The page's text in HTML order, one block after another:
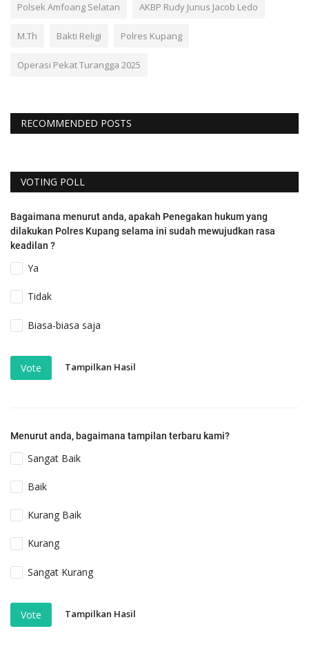
Polsek Amfoang Selatan AKBP Rudy Junus Jacob Ledo
M.Th Bakti Religi Polres Kupang
Operasi Pekat Turangga 2025
RECOMMENDED POSTS
VOTING POLL
Bagaimana menurut anda, apakah Penegakan hukum yang
dilakukan Polres Kupang selama ini sudah mewujudkan rasa
keadilan ?
Ya
Tidak
Biasa-biasa saja
Vote Tampilkan Hasil
Menurut anda, bagaimana tampilan terbaru kami?
Sangat Baik
Baik
Kurang Baik
Kurang
Sangat Kurang
Vote Tampilkan Hasil